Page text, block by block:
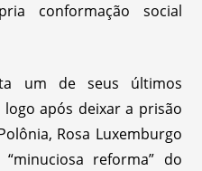
conformação social
um de seus últimos
após deixar a prisão
Rosa Luxemburgo
reforma” do